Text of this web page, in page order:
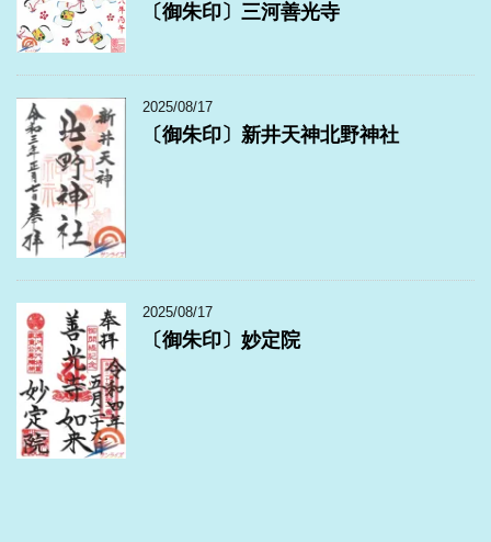
〔御朱印〕三河善光寺
2025/08/17
〔御朱印〕新井天神北野神社
2025/08/17
〔御朱印〕妙定院